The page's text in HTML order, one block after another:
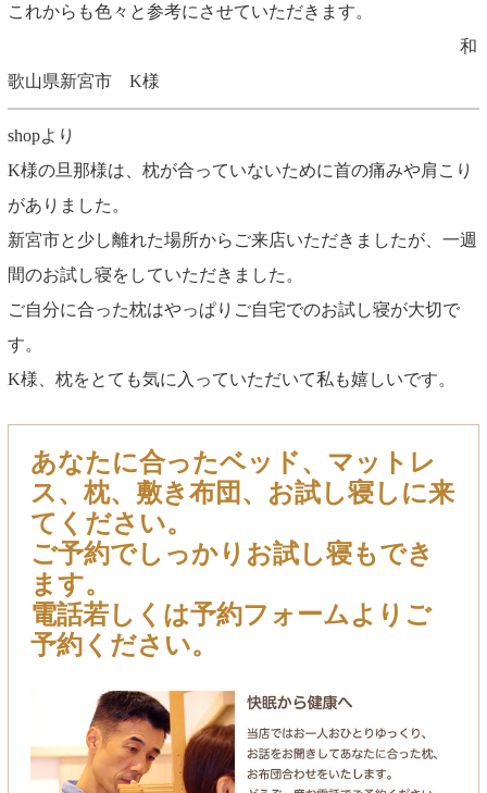
これからも色々と参考にさせていただきます。
和
歌山県新宮市 K様
shopより
K様の旦那様は、枕が合っていないために首の痛みや肩こり
がありました。
新宮市と少し離れた場所からご来店いただきましたが、一週
間のお試し寝をしていただきました。
ご自分に合った枕はやっぱりご自宅でのお試し寝が大切で
す。
K様、枕をとても気に入っていただいて私も嬉しいです。
あなたに合ったベッド、マットレ
ス、枕、敷き布団、お試し寝しに来
てください。
ご予約でしっかりお試し寝もでき
ます。
電話若しくは予約フォームよりご
予約ください。